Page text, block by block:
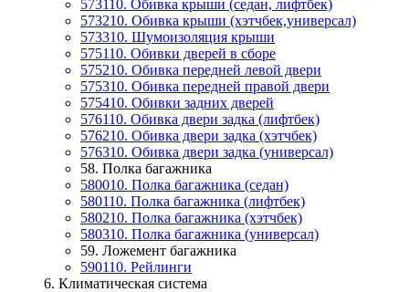
573110. Обивка крыши (седан, лифтбек)
573210. Обивка крыши (хэтчбек,универсал)
573310. Шумоизоляция крыши
575110. Обивки дверей в сборе
575210. Обивка передней левой двери
575310. Обивка передней правой двери
575410. Обивки задних дверей
576110. Обивка двери задка (лифтбек)
576210. Обивка двери задка (хэтчбек)
576310. Обивка двери задка (универсал)
58. Полка багажника
580010. Полка багажника (седан)
580110. Полка багажника (лифтбек)
580210. Полка багажника (хэтчбек)
580310. Полка багажника (универсал)
59. Ложемент багажника
590110. Рейлинги
6. Климатическая система